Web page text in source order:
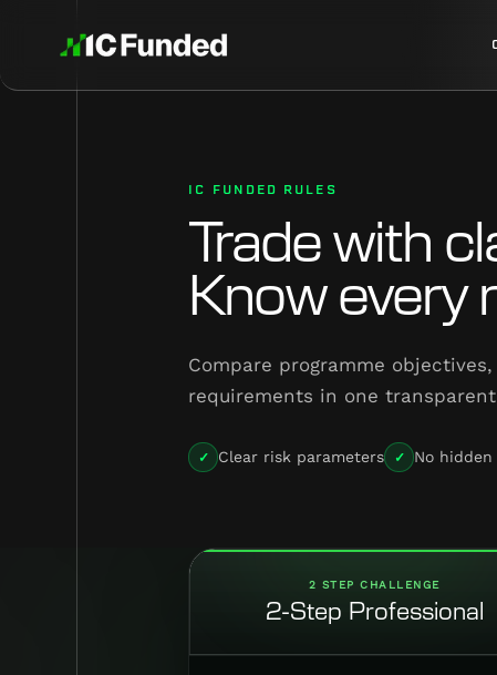
IC FUNDED RULES
Trade with
Know every
Compare programme
requirements in one
✓ Clear risk parameters ✓ No
2 STEP CHALLENGE
2-Step Professional